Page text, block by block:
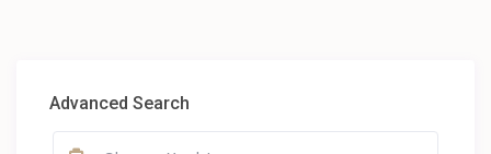
Advanced Search